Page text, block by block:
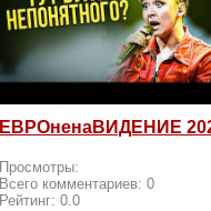
ЕВРОненаВИДЕНИЕ
Просмотры:
Всего комментариев: 0
Рейтинг: 0.0